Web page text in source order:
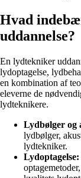
Hvad
uddannelse?
En lydtekniker
lydoptagelse,
en kombination af
eleverne de
lydteknikere.
Lydbølger og
lydbølger,
lydtekniker.
Lydoptagelse: